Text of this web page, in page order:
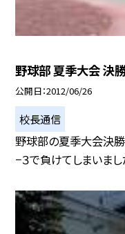
野球部 夏季大会 決
公開日 2012/06/26
校長通信
野球部の夏季大会決勝
−３で負けてしまいまし